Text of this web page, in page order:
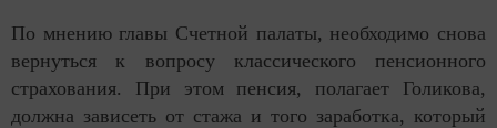
По мнению главы Счетной палаты, необходимо снова
вернуться к вопросу классического пенсионного
страхования. При этом пенсия, полагает Голикова,
должна зависеть от стажа и того заработка, который